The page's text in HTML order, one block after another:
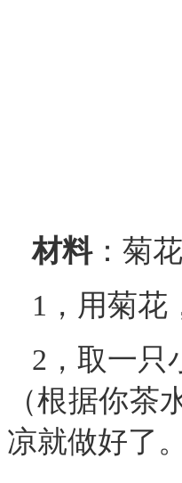
材料：菊
1，用菊花
2，取一只
（根据你
凉就做好了。